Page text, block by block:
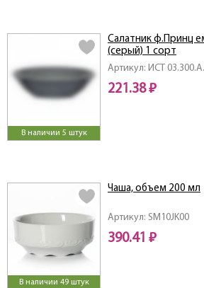
В наличии 5 штук
Артикул: ИСТ
Салатник ф.Принц
(серый) 1 сорт
221.38 ₽
В наличии 49 штук
Артикул: SM10JK00
Чаша, объем 200 мл
390.41 ₽